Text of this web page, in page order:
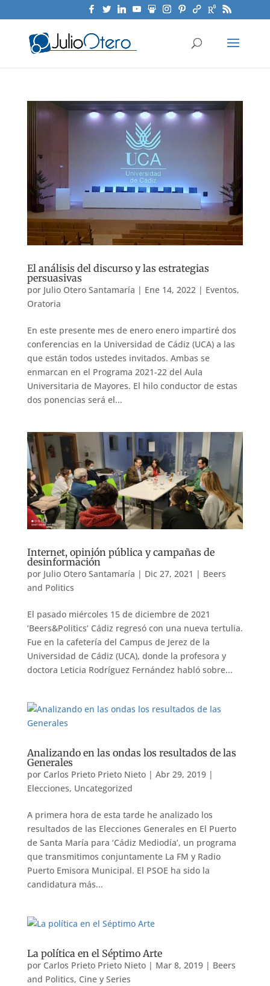
El análisis del discurso y las estrategias
persuasivas
por Julio Otero Santamaría | Ene 14, 2022| Eventos,
Oratoria
En este presente mes de enero enero impartiré dos
conferencias en la Universidad de Cádiz (UCA) a las
que están todos ustedes invitados. Ambas se
enmarcan en el Programa 2021-22 del Aula
Universitaria de Mayores. El hilo conductor de estas
dos ponencias será el...
Internet, opinión pública y campañas de
desinformación
por Julio Otero Santamaría | Dic 27, 2021 | Beers
and Politics
El pasado miércoles 15 de diciembre de 2021
‘Beers&Politics’ Cádiz regresó con una nueva tertulia.
Fue en la cafetería del Campus de Jerez de la
Universidad de Cádiz (UCA), donde la profesora y
doctora Leticia Rodríguez Fernández habló sobre...
Analizando en las ondas los resultados de las
Generales
por Carlos Prieto Prieto Nieto| Abr 29, 2019|
Elecciones, Uncategorized
A primera hora de esta tarde he analizado los
resultados de las Elecciones Generales en El Puerto
de Santa María para ‘Cádiz Mediodía’, un programa
que transmitimos conjuntamente La FM y Radio
Puerto Emisora Municipal. El PSOE ha sido la
candidatura más...
La política en el Séptimo Arte
por Carlos Prieto Prieto Nieto| Mar 8, 2019| Beers
and Politics, Cine y Series